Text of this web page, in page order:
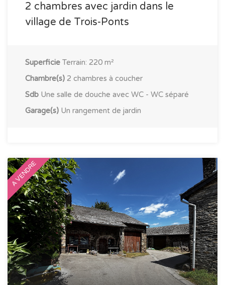
2 chambres avec jardin dans le
village de Trois-Ponts
Superficie Terrain: 220 m²
Chambre(s) 2 chambres à coucher
Sdb Une salle de douche avec WC - WC séparé
Garage(s) Un rangement de jardin
A VENDRE